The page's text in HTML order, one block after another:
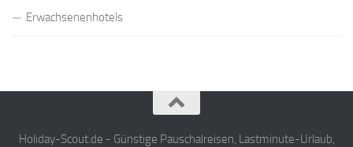
Erwachsenenhotels
Holiday-Scout.de - Günstige Pauschalreisen, Lastminute-Urlaub,